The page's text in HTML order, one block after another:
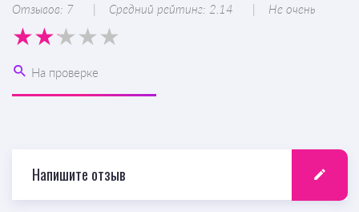
Отзывов: 7 Средний рейтинг: 2.14 Не очень
На проверке
Напишите отзыв